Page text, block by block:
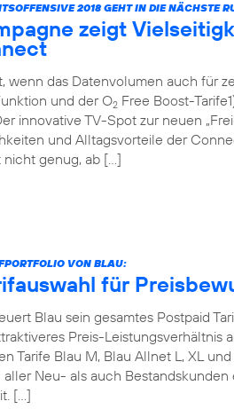
2018 GEHT IN DIE NÄCHSTE
zeigt
wenn das Datenvolumen auch für
und der O2 Free Boost-
innovative TV-Spot zur neuen
und Alltagsvorteile der
nicht genug, ab […]
VON BLAU:
für
Blau sein gesamtes Postpaid
Preis-Leistungsverhältnis
Tarife Blau M, Blau Allnet L, XL
Neu- als auch
[…]